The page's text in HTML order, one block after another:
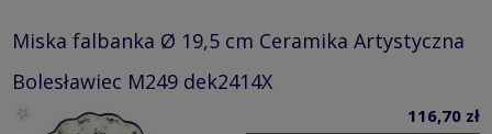
Miska falbanka Ø 19,5 cm Ceramika Artystyczna
Bolesławiec M249 dek2414X
116,70 zł